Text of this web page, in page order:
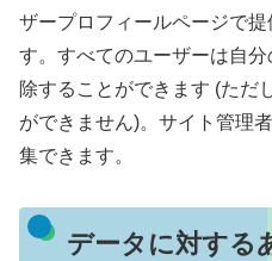
ザープロフィールページで
す。すべてのユーザーは自
除することができます (ただ
ができません)。サイト管理
集できます。
データに対する